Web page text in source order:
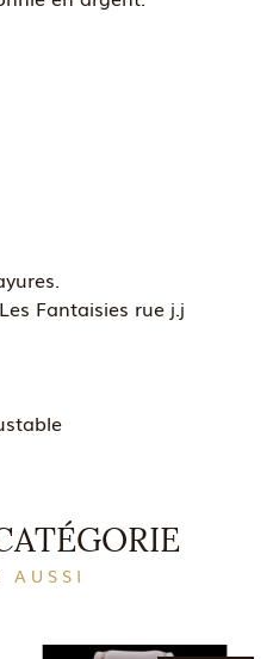
Fantaisies rue j.j
AUSSI